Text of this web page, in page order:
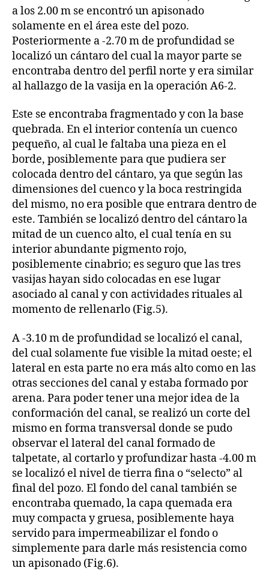
a los 2.00 m se encontró un apisonado
solamente en el área este del pozo.
Posteriormente a -2.70 m de profundidad se
localizó un cántaro del cual la mayor parte se
encontraba dentro del perfil norte y era similar
al hallazgo de la vasija en la operación A6-2.
Este se encontraba fragmentado y con la base
quebrada. En el interior contenía un cuenco
pequeño, al cual le faltaba una pieza en el
borde, posiblemente para que pudiera ser
colocada dentro del cántaro, ya que según las
dimensiones del cuenco y la boca restringida
del mismo, no era posible que entrara dentro de
este. También se localizó dentro del cántaro la
mitad de un cuenco alto, el cual tenía en su
interior abundante pigmento rojo,
posiblemente cinabrio; es seguro que las tres
vasijas hayan sido colocadas en ese lugar
asociado al canal y con actividades rituales al
momento de rellenarlo (Fig.5).
A -3.10 m de profundidad se localizó el canal,
del cual solamente fue visible la mitad oeste; el
lateral en esta parte no era más alto como en las
otras secciones del canal y estaba formado por
arena. Para poder tener una mejor idea de la
conformación del canal, se realizó un corte del
mismo en forma transversal donde se pudo
observar el lateral del canal formado de
talpetate, al cortarlo y profundizar hasta -4.00 m
se localizó el nivel de tierra fina o “selecto” al
final del pozo. El fondo del canal también se
encontraba quemado, la capa quemada era
muy compacta y gruesa, posiblemente haya
servido para impermeabilizar el fondo o
simplemente para darle más resistencia como
un apisonado (Fig.6).